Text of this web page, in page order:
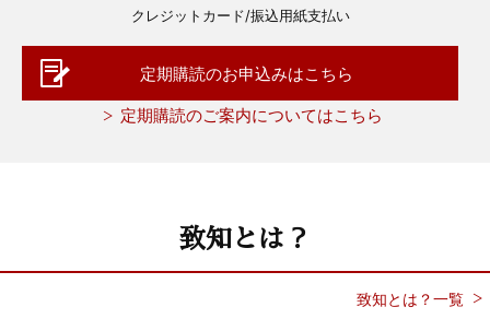
クレジットカード/振込用紙支払い
定期購読のお申込みはこちら
定期購読のご案内についてはこちら
致知とは？
致知とは？一覧